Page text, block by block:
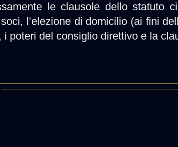
le clausole dello statuto
l’elezione di domicilio (ai fini
i poteri del consiglio direttivo e la